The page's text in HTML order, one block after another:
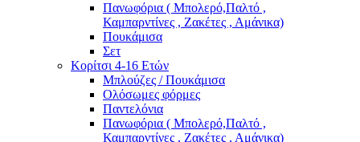
Πανωφόρια ( Μπολερό,Παλτό ,
Καμπαρντίνες , Ζακέτες , Αμάνικα)
Πουκάμισα
Σετ
Κορίτσι 4-16 Ετών
Μπλούζες / Πουκάμισα
Ολόσωμες φόρμες
Παντελόνια
Πανωφόρια ( Μπολερό,Παλτό ,
Καμπαρντίνες , Ζακέτες , Αμάνικα)